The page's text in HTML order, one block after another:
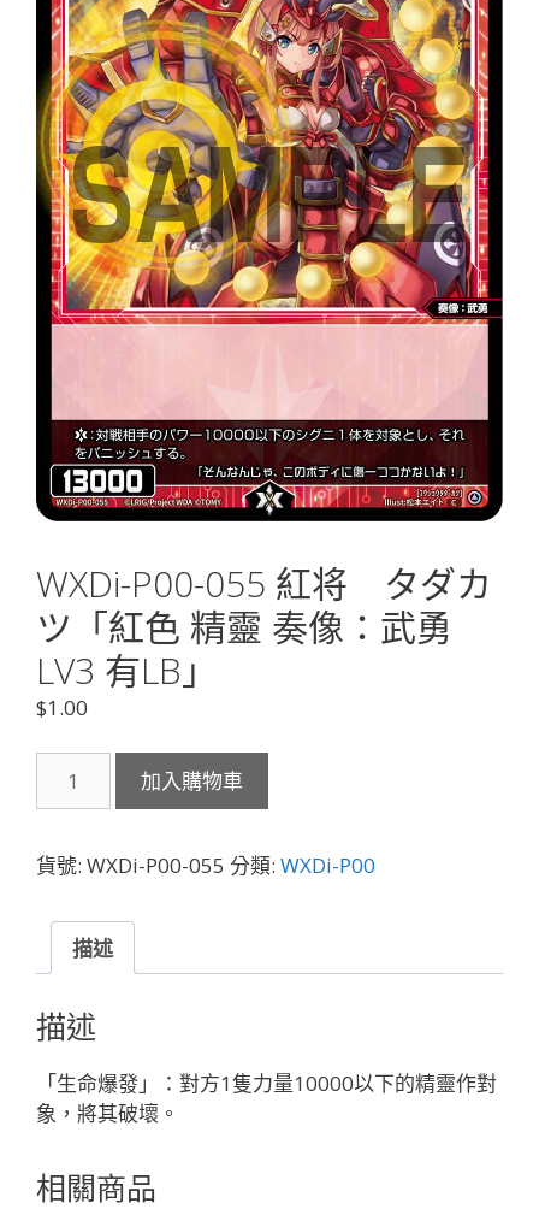
WXDi-P00-055 紅将 タダカ
ツ「紅色 精靈 奏像：武勇
LV3 有LB」
$1.00
P00-
紅
タ
カ
ツ
「紅
色
精
靈
像：
加入購物車
貨號: WXDi-P00-055 分類: WXDi-P00
描述
描述
「生命爆發」：對方1隻力量10000以下的精靈作對
象，將其破壞。
相關商品